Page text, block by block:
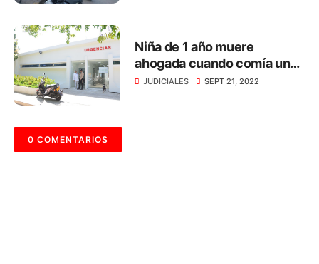
Niña de 1 año muere
ahogada cuando comía un
dulce, en Santa Marta
JUDICIALES SEPT 21, 2022
0 COMENTARIOS